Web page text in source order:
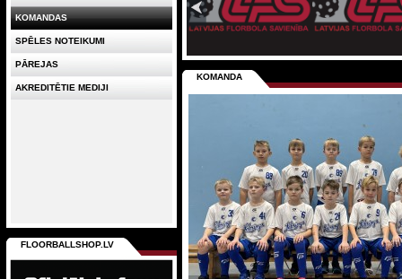
KOMANDA
KOMANDAS
SPĒLES NOTEIKUMI
PĀREJAS
AKREDITĒTIE MEDIJI
FLOORBALLSHOP.LV